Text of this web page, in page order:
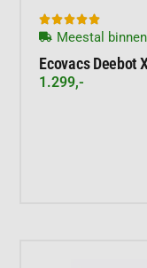

Meestal
Ecovacs Deebot
1.299,-